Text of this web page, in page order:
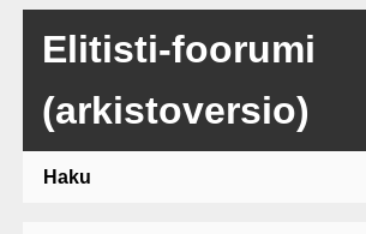
Elitisti-foorumi
(arkistoversio)
Haku